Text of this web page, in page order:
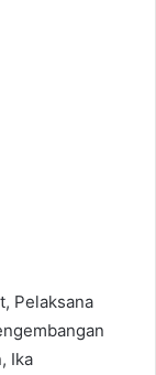
Pelaksana
Ika